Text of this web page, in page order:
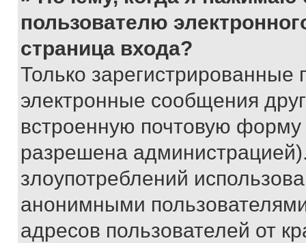
пользователю
страница входа?
Только зарегистрированные
электронные сообщения
встроенную почтовую
разрешена
злоупотреблений
анонимными
адресов пользователей от